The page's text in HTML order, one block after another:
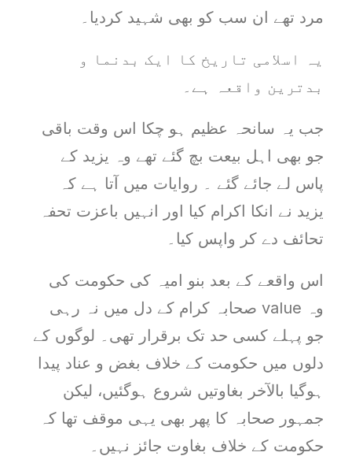
مرد تھے ان سب کو بھی شہید کردیا۔
یہ اسلامی تاریخ کا ایک بدنما و
بدترین واقعہ ہے۔
جب یہ سانحہ عظیم ہو چکا اس وقت باقی
جو بھی اہل بیعت بچ گئے تھے وہ یزید کے
پاس لے جائے گئے ۔ روایات میں آتا ہے کہ
یزید نے انکا اکرام کیا اور انہیں باعزت تحفہ
تحائف دے کر واپس کیا۔
اس واقعے کے بعد بنو امیہ کی حکومت کی
وہ value صحابہ کرام کے دل میں نہ رہی
جو پہلے کسی حد تک برقرار تھی۔ لوگوں کے
دلوں میں حکومت کے خلاف بغض و عناد پیدا
ہوگیا بالآخر بغاوتیں شروع ہوگئیں، لیکن
جمہور صحابہ کا پھر بھی یہی موقف تھا کہ
حکومت کے خلاف بغاوت جائز نہیں۔